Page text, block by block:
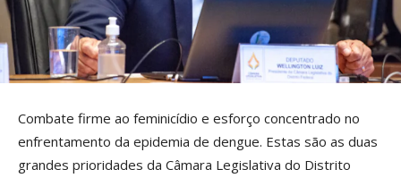
Combate firme ao feminicídio e esforço concentrado no
enfrentamento da epidemia de dengue. Estas são as duas
grandes prioridades da Câmara Legislativa do Distrito